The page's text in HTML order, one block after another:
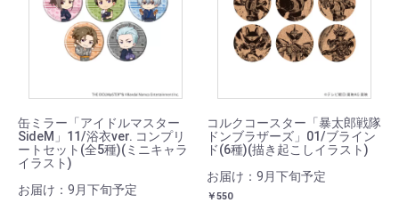
缶ミラー「アイドルマスター
SideM」11/浴衣ver. コンプリ
ートセット(全5種)(ミニキャラ
イラスト)
お届け：9月下旬予定
コルクコースター「暴太郎戦隊
ドンブラザーズ」01/ブライン
ド(6種)(描き起こしイラスト)
お届け：9月下旬予定
￥550